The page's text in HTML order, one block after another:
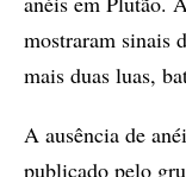
mostraram sinais
mais duas luas,
A ausência de
publicado pelo